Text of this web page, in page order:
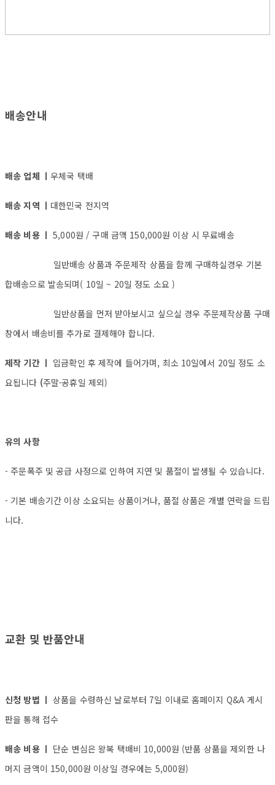
배송안내
배송 업체 ㅣ 우체국 택배
배송 지역 ㅣ 대한민국 전지역
배송 비용 ㅣ5,000원 / 구매 금액 150,000원 이상 시 무료배송
일반배송 상품과 주문제작 상품을 함께 구매하실경우 기본
합배송으로 발송되며( 10일 ~ 20일 정도 소요 )
일반상품을 먼저 받아보시고 싶으실 경우 주문제작상품 구매
창에서 배송비를 추가로 결제해야 합니다.
제작 기간 ㅣ 입금확인 후 제작에 들어가며, 최소 10일에서 20일 정도 소
요됩니다 (주말·공휴일 제외)
유의 사항
- 주문폭주 및 공급 사정으로 인하여 지연 및 품절이 발생될 수 있습니다.
- 기본 배송기간 이상 소요되는 상품이거나, 품절 상품은 개별 연락을 드립
니다.
교환 및 반품안내
신청 방법 ㅣ상품을 수령하신 날로부터 7일 이내로 홈페이지 Q&A 게시
판을 통해 접수
배송 비용 ㅣ 단순 변심은 왕복 택배비 10,000원 (반품 상품을 제외한 나
머지 금액이 150,000원 이상일 경우에는 5,000원)